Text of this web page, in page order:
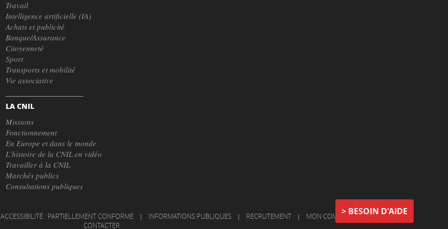
BESOIN D'AIDE
Travail
Intelligence artificielle (IA)
Achats et publicité
Banque/Assurance
Citoyenneté
Sport
Transports et mobilité
Vie associative
LA CNIL
Missions
Fonctionnement
En Europe et dans le monde
L’histoire de la CNIL en vidéo
Travailler à la CNIL
Marchés publics
Consultations publiques
ACCESSIBILITÉ : PARTIELLEMENT CONFORME | INFORMATIONS PUBLIQUES | RECRUTEMENT | MON COMPTE | NOUS
CONTACTER